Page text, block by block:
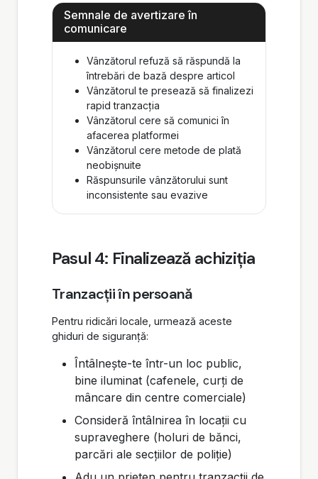
Semnale de avertizare în
comunicare
Vânzătorul refuză să răspundă la
întrebări de bază despre articol
Vânzătorul te presează să finalizezi
rapid tranzacția
Vânzătorul cere să comunici în
afacerea platformei
Vânzătorul cere metode de plată
neobișnuite
Răspunsurile vânzătorului sunt
inconsistente sau evazive
Pasul 4: Finalizează achiziția
Tranzacții în persoană
Pentru ridicări locale, urmează aceste
ghiduri de siguranță:
Întâlnește-te într-un loc public,
bine iluminat (cafenele, curți de
mâncare din centre comerciale)
Consideră întâlnirea în locații cu
supraveghere (holuri de bănci,
parcări ale secțiilor de poliție)